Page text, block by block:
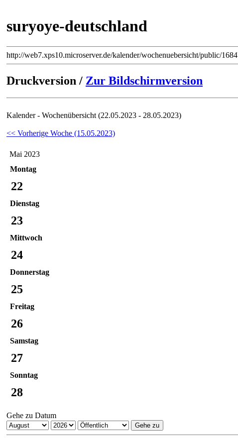
suryoye-deutschland
http://web7.xps10.microserver.de/kalender/wochenuebersicht/public/
Druckversion / Zur Bildschirmversion
Kalender - Wochenübersicht (22.05.2023 - 28.05.2023)
<< Vorherige Woche (15.05.2023)
Mai 2023
Montag
22
Dienstag
23
Mittwoch
24
Donnerstag
25
Freitag
26
Samstag
27
Sonntag
28
Gehe zu Datum